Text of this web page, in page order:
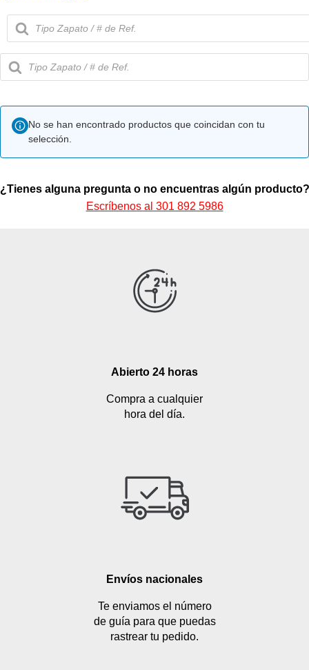
Búsqueda
de
productos
Búsqueda
de
productos
No se han encontrado productos que coincidan con tu
selección.
¿Tienes alguna pregunta o no encuentras algún producto?
Escríbenos al 301 892 5986
Abierto 24 horas
Compra a cualquier
hora del día.
Envíos nacionales
Te enviamos el número
de guía para que puedas
rastrear tu pedido.